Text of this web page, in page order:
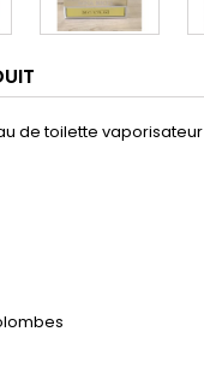
de toilette vaporisateur